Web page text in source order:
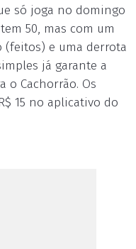
só joga no domingo
50, mas com um
(feitos) e uma derrota
já garante a
o Cachorrão. Os
15 no aplicativo do